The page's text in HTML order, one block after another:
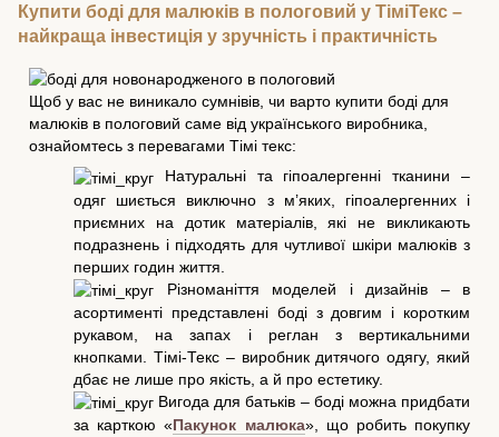
Купити боді для малюків в пологовий у ТіміТекс –
найкраща інвестиція у зручність і практичність
Щоб у вас не виникало сумнівів, чи варто купити боді для
малюків в пологовий саме від українського виробника,
ознайомтесь з перевагами Тімі текс:
Натуральні та гіпоалергенні тканини –
одяг шиється виключно з м’яких, гіпоалергенних і
приємних на дотик матеріалів, які не викликають
подразнень і підходять для чутливої шкіри малюків з
перших годин життя.
Різноманіття моделей і дизайнів – в
асортименті представлені боді з довгим і коротким
рукавом, на запах і реглан з вертикальними
кнопками. Тімі-Текс – виробник дитячого одягу, який
дбає не лише про якість, а й про естетику.
Вигода для батьків – боді можна придбати
за карткою «Пакунок малюка», що робить покупку